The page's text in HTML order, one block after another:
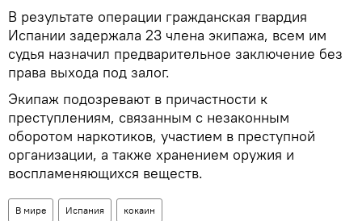
В результате операции гражданская гвардия
Испании задержала 23 члена экипажа, всем им
судья назначил предварительное заключение без
права выхода под залог.
Экипаж подозревают в причастности к
преступлениям, связанным с незаконным
оборотом наркотиков, участием в преступной
организации, а также хранением оружия и
воспламеняющихся веществ.
В мире Испания кокаин